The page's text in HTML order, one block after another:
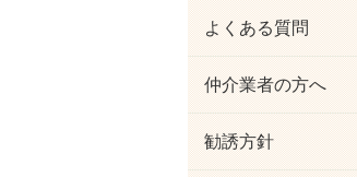
よくある質問
仲介業者の方へ
勧誘方針